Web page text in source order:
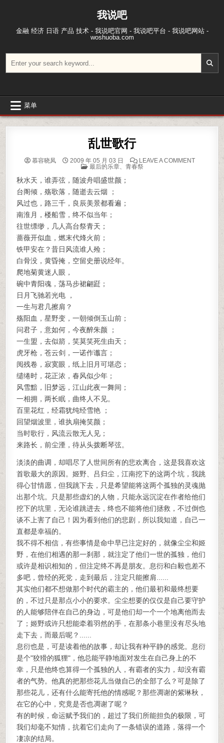
我说吧
金融 经济 日语 产品 技术 - 我说吧官网 - 我说吧平台 - 我说吧网站 -
woshuoba.com
菜单
乱世歌行
慕容晓凤 2009 年 05 月 03 日 LEAVE A COMMENTON 乱世歌
POSTED IN
最后的乐章、 青春祭
秋水天，谁弄弦，随波舟唱盛世颜；
台阁倾，殇歌落，随逝去云烟 ；
风过也，路三千，良辰美景都看遍；
南淮月，楼船雪，终不似当年；
往世缥缈，几人高台祭青天；
蔷薇开似血，燃末代烽火前；
铁甲安在？昔日风流谁人殓；
白骨没，黄昏掩，空留史册说经年。
爬地菊黄迷人眼，
碗中青阳魂，荡马步裙翩跹；
日月飞驰若光电 ，
一生与君几擦肩？
殇阳血，星野变，一朝倾倒玉山前；
问君子，意如何，今夜醉朱颜 ；
一生盟，去似箭，笑莫笑死生由天；
虎牙枪，苍云剑，一诺作谶言；
阅残卷，寂寞眼，纸上旧月可堪恋；
缱绻时，花正浓，春风似少年；
风雪黯，旧梦远，江山此夜一舞间；
一相拥，两长眠，曲终人不见。
百里花红，经霜犹纯经雪艳 ；
回望烟波里，谁执扇掩笑颜；
当时歌行，风流云散无人见；
来路长，前尘湮，待从头拨断琴弦。
淡淡的曲调，却唱尽了人世间所有的悲欢离合，这是我喜欢这
首歌最大的原因。姬野、吕归尘，江南挖下的这两个坑，我跳
得心甘情愿，但我跳下去，只是希望能将这两个孤独的灵魂抛
出那个坑。只是那些虚幻的人物，只能永远沉淀在作者给他们
挖下的坑里，无论谁跳进去，终也不能将他们拯救，不过倒也
谈不上害了自己！因为看到他们的悲剧，所以我知道，自己一
直都是幸福的。
我不得不相信，有些事情是命中早已注定好的，就像尘尘和姬
野，在他们相遇的那一刹那，就注定了他们一世的孤独，他们
或许是相识相知的，但注定终不再是朋友。息衍和白毅也差不
多吧，曾经的死党，走到最后，注定只能擦肩......
其实他们都不想做那个时代的霸主的，他们最初和最终想要
的，不过只是那点小小的要求。尘尘想要的仅仅是自己要守护
的人能够陪伴在自己的身边，可是他们却一个一个地离他而去
了；姬野或许只想能牵着羽然的手，在那条小巷里没有尽头地
走下去，而最后呢？......
息衍也是，可是读着他的故事，却让我有种平静的感觉。息衍
是个"狡猾的狐狸"，他总能平静地面对发生在自己身上的不
幸，只是他终也算得一个孤独的人，有霸者的实力，却没有霸
者的气势。他真的把那些花儿当做自己的全部了么？可是除了
那些花儿，还有什么能寄托他的情感呢？那些凋谢的紫琳秋，
在它的心中，究竟是否也凋谢了呢？
有的时候，命运赋予我们的，超过了我们所能担负的极限，可
我们却毫不知情，抗着它们走向了一条错误的道路，落得一个
凄凉的结局。